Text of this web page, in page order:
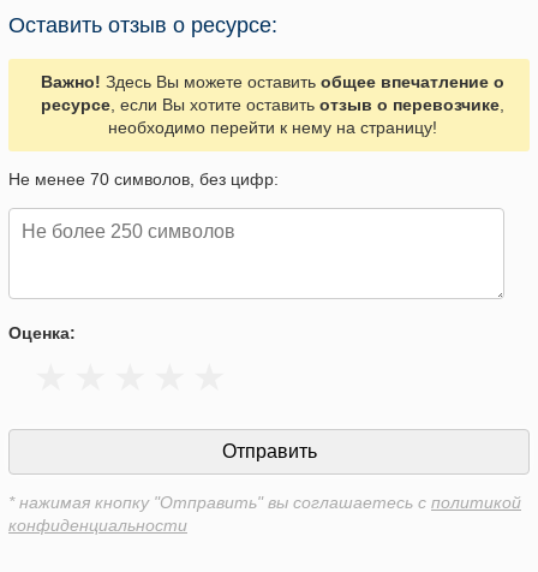
Оставить отзыв о ресурсе:
Важно! Здесь Вы можете оставить общее впечатление о
ресурсе, если Вы хотите оставить отзыв о перевозчике,
необходимо перейти к нему на страницу!
Не менее 70 символов, без цифр:
Оценка:
* нажимая кнопку "Отправить" вы соглашаетесь с политикой
конфиденциальности